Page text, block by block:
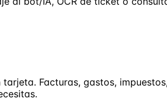
Facturas, gastos,